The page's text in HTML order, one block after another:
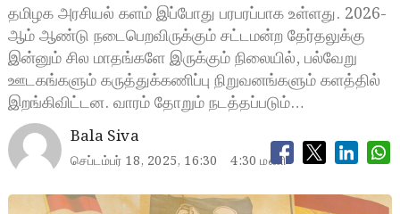
தமிழக அரசியல் களம் இப்போது பரபரப்பாக உள்ளது. 2026-
ஆம் ஆண்டு நடைபெறவிருக்கும் சட்டமன்ற தேர்தலுக்கு
இன்னும் சில மாதங்களே இருக்கும் நிலையில், பல்வேறு
ஊடகங்களும் கருத்துக்கணிப்பு நிறுவனங்களும் களத்தில்
இறங்கிவிட்டன. வாரம் தோறும் நடத்தப்படும்…
Bala Siva
செப்டம்பர் 18, 2025, 16:30 4:30 மணி